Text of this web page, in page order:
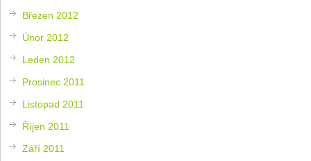
Březen 2012
Únor 2012
Leden 2012
Prosinec 2011
Listopad 2011
Říjen 2011
Září 2011